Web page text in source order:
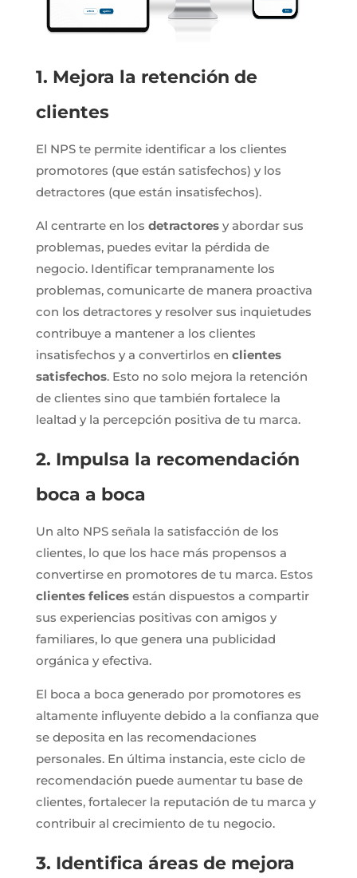
1. Mejora la retención de
clientes
El NPS te permite identificar a los clientes
promotores (que están satisfechos) y los
detractores (que están insatisfechos).
Al centrarte en los detractoresy abordar sus
problemas, puedes evitar la pérdida de
negocio. Identificar tempranamente los
problemas, comunicarte de manera proactiva
con los detractores y resolver sus inquietudes
contribuye a mantener a los clientes
insatisfechos y a convertirlos en clientes
satisfechos. Esto no solo mejora la retención
de clientes sino que también fortalece la
lealtad y la percepción positiva de tu marca.
2. Impulsa la recomendación
boca a boca
Un alto NPS señala la satisfacción de los
clientes, lo que los hace más propensos a
convertirse en promotores de tu marca. Estos
clientes felicesestán dispuestos a compartir
sus experiencias positivas con amigos y
familiares, lo que genera una publicidad
orgánica y efectiva.
El boca a boca generado por promotores es
altamente influyente debido a la confianza que
se deposita en las recomendaciones
personales. En última instancia, este ciclo de
recomendación puede aumentar tu base de
clientes, fortalecer la reputación de tu marca y
contribuir al crecimiento de tu negocio.
3. Identifica áreas de mejora